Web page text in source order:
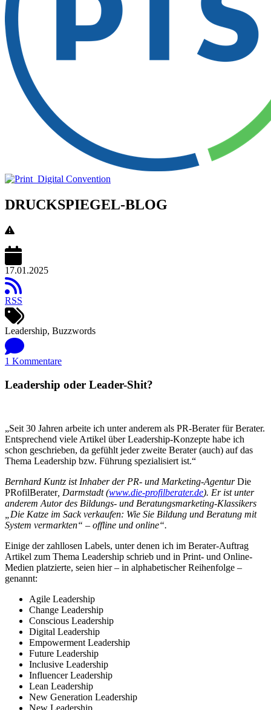
DRUCKSPIEGEL-BLOG
17.01.2025
RSS
Leadership, Buzzwords
1 Kommentare
Leadership oder Leader-Shit?
„Seit 30 Jahren arbeite ich unter anderem als PR-Berater für Berater.
Entsprechend viele Artikel über Leadership-Konzepte habe ich
schon geschrieben, da gefühlt jeder zweite Berater (auch) auf das
Thema Leadership bzw. Führung spezialisiert ist.“
Bernhard Kuntz ist Inhaber der PR- und Marketing-AgenturDie
PRofilBerater, Darmstadt (www.die-profilberater.de). Er ist unter
anderem Autor des Bildungs- und Beratungsmarketing-Klassikers
„Die Katze im Sack verkaufen: Wie Sie Bildung und Beratung mit
System vermarkten“ – offline und online“.
Einige der zahllosen Labels, unter denen ich im Berater-Auftrag
Artikel zum Thema Leadership schrieb und in Print- und Online-
Medien platzierte, seien hier – in alphabetischer Reihenfolge –
genannt:
Agile Leadership
Change Leadership
Conscious Leadership
Digital Leadership
Empowerment Leadership
Future Leadership
Inclusive Leadership
Influencer Leadership
Lean Leadership
New Generation Leadership